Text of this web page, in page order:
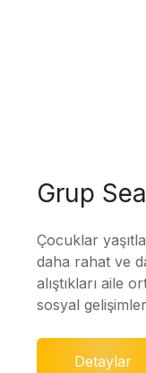
Grup
Çocuklar
daha rahat ve
alıştıkları aile
sosyal
Detaylar